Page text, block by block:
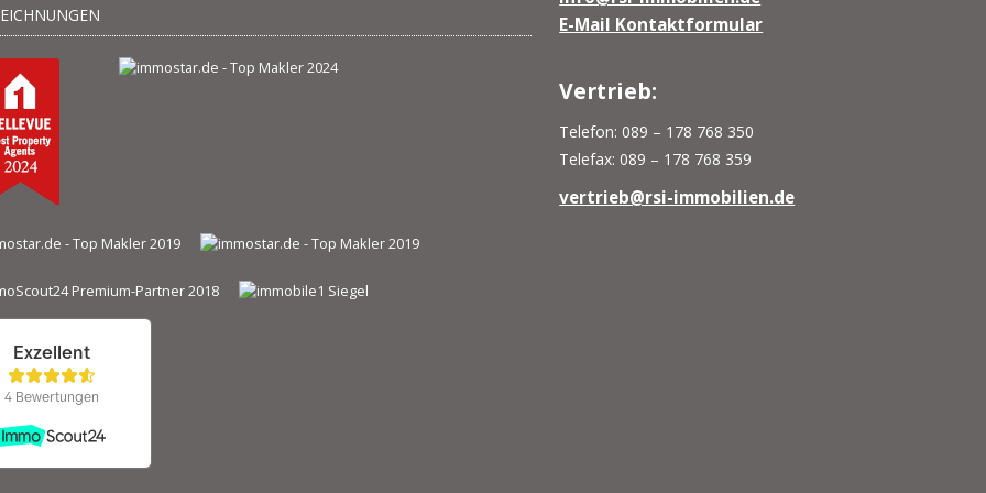
E-Mail Kontaktformular
Vertrieb:
Telefon: 089 – 178 768 350
Telefax: 089 – 178 768 359
vertrieb@rsi-immobilien.de